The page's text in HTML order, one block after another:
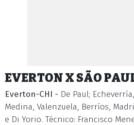
EVERTON X SÃO
Everton-CHI - De Paul;
Medina, Valenzuela, Berríos,
e Di Yorio. Técnico: Francisco